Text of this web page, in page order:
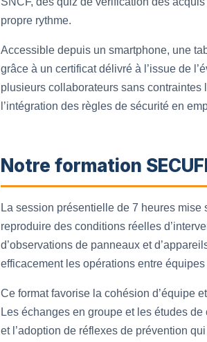
propre rythme.
Accessible depuis un smartphone, une
grâce à un certificat délivré à l’issue de
plusieurs collaborateurs sans
l’intégration des règles de sécurité en
Notre formation
La session présentielle de 7 heures mise
reproduire des conditions réelles
d’observations de panneaux et
efficacement les opérations entre
Ce format favorise la cohésion d’équipe
Les échanges en groupe et les études
et l’adoption de réflexes de prévention